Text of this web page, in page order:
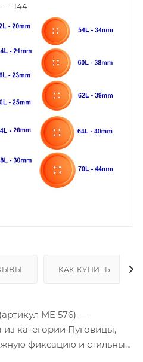
— 144
КАК КУПИТЬ
ME 576) —
из категории Пуговицы,
фиксацию и стильный